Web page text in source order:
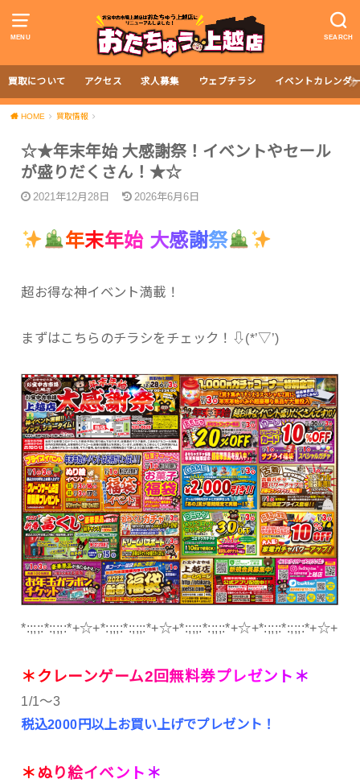
MENU SEARCH
買取について アクセス 求人募集 ウェブチラシ イベントカレンダ
HOME 買取情報
☆★年末年始 大感謝祭！イベントやセール
が盛りだくさん！★☆
2021年12月28日 2026年6月6日
年末年始 大感謝祭
超お得な神イベント満載！
まずはこちらのチラシをチェック！⇩(*’▽’)
*:;;;:*:;;;:*+☆+*:;;;:*:;;;:*+☆+*:;;;:*:;;;:*+☆+*:;;;:*:;;;:*+☆+
＊ク レーンゲーム2回無料券プレゼン ト ＊
1/1～3
税込2000円以上お買い上げでプレゼント！
＊ぬり絵イベン ト ＊